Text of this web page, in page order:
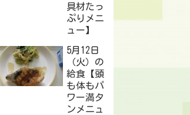
具材たっ
ぷりメニ
ュー】
5月12日
（火）の
給食【頭
も体もパ
ワー満タ
ンメニュ